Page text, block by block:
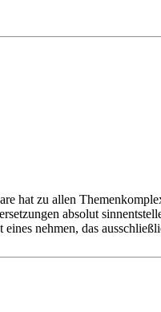
hat zu allen
absolut
nehmen, das